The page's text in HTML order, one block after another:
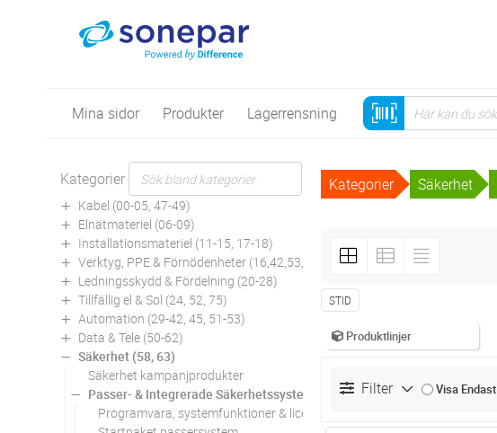
Mina sidor Produkter Lagerrensning
Kategorier
Kabel (00-05, 47-49)
Elnätmateriel (06-09)
Installationsmateriel (11-15, 17-18)
Verktyg, PPE & Förnödenheter (16,42,53,94)
Ledningsskydd & Fördelning (20-28)
Tillfällig el & Sol (24, 52, 75)
Automation (29-42, 45, 51-53)
Data & Tele (50-62)
Säkerhet (58, 63)
Säkerhet kampanjprodukter
Passer- & Integrerade Säkerhetssystem
Programvara, systemfunktioner & licenser
Kategorier Säkerhet
STID
Produktlinjer
Filter Visa Endast